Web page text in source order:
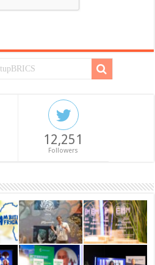
12,251
Followers